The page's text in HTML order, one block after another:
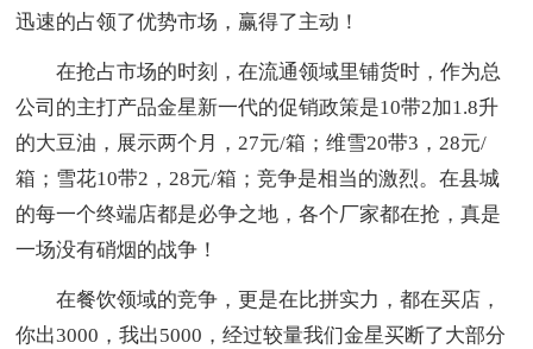
迅速的占领了优势市场，赢得了主动！
在抢占市场的时刻，在流通领域里铺货时，作为总
公司的主打产品金星新一代的促销政策是10带2加1.8升
的大豆油，展示两个月，27元/箱；维雪20带3，28元/
箱；雪花10带2，28元/箱；竞争是相当的激烈。在县城
的每一个终端店都是必争之地，各个厂家都在抢，真是
一场没有硝烟的战争！
在餐饮领域的竞争，更是在比拼实力，都在买店，
你出3000，我出5000，经过较量我们金星买断了大部分